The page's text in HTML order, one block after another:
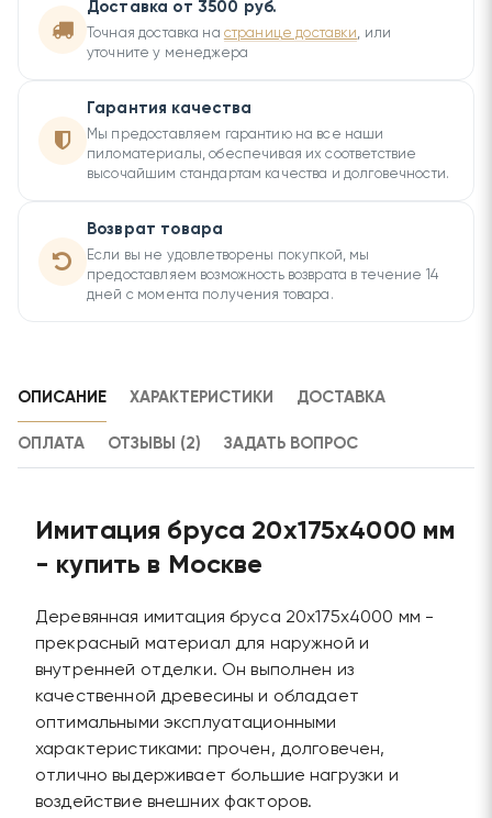
Доставка от 3500 руб.
Точная доставка на странице доставки, или
уточните у менеджера
Гарантия качества
Мы предоставляем гарантию на все наши
пиломатериалы, обеспечивая их соответствие
высочайшим стандартам качества и долговечности.
Возврат товара
Если вы не удовлетворены покупкой, мы
предоставляем возможность возврата в течение 14
дней с момента получения товара.
ОПИСАНИЕ ХАРАКТЕРИСТИКИ ДОСТАВКА
ОПЛАТА ОТЗЫВЫ (2) ЗАДАТЬ ВОПРОС
Имитация бруса 20х175х4000 мм
- купить в Москве
Деревянная имитация бруса 20х175х4000 мм -
прекрасный материал для наружной и
внутренней отделки. Он выполнен из
качественной древесины и обладает
оптимальными эксплуатационными
характеристиками: прочен, долговечен,
отлично выдерживает большие нагрузки и
воздействие внешних факторов.